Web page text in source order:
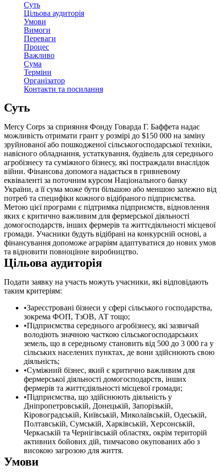
Суть
Цільова аудиторія
Умови
Вимоги
Переваги
Процес
Важливо
Сума
Терміни
Організатор
Контакти та посилання
Суть
Mercy Corps за сприяння Фонду Говарда Г. Баффета надає
можливість отримати грант у розмірі до $150 000 на заміну
зруйнованої або пошкодженої сільськогосподарської техніки,
навісного обладнання, устаткування, будівель для середнього
агробізнесу та суміжного бізнесу, які постраждали внаслідок
війни. Фінансова допомога надається в гривневому
еквіваленті за поточним курсом Національного банку
України, а її сума може бути більшою або меншою залежно від
потреб та специфіки кожного відібраного підприємства.
Метою цієї програми є підтримка підприємств, відновлення
яких є критично важливим для фермерської діяльності
домогосподарств, інших фермерів та життєдіяльності місцевої
громади. Учасники будуть відібрані на конкурсній основі, а
фінансування допоможе аграріям адаптуватися до нових умов
та відновити повноцінне виробництво.
Цільова аудиторія
Подати заявку на участь можуть учасники, які відповідають
таким критеріям:
Зареєстровані бізнеси у сфері сільського господарства,
зокрема ФОП, ТзОВ, АТ тощо;
Підприємства середнього агробізнесу, які зазвичай
володіють значною часткою сільськогосподарських
земель, що в середньому становить від 500 до 3 000 га у
сільських населених пунктах, де вони здійснюють свою
діяльність;
Суміжний бізнес, який є критично важливим для
фермерської діяльності домогосподарств, інших
фермерів та життєдіяльності місцевої громади;
Підприємства, що здійснюють діяльність у
Дніпропетровській, Донецькій, Запорізькій,
Кіровоградській, Київській, Миколаївській, Одеській,
Полтавській, Сумській, Харківській, Херсонській,
Черкаській та Чернігівській областях, окрім територій
активних бойових дій, тимчасово окупованих або з
високою загрозою для життя.
Умови